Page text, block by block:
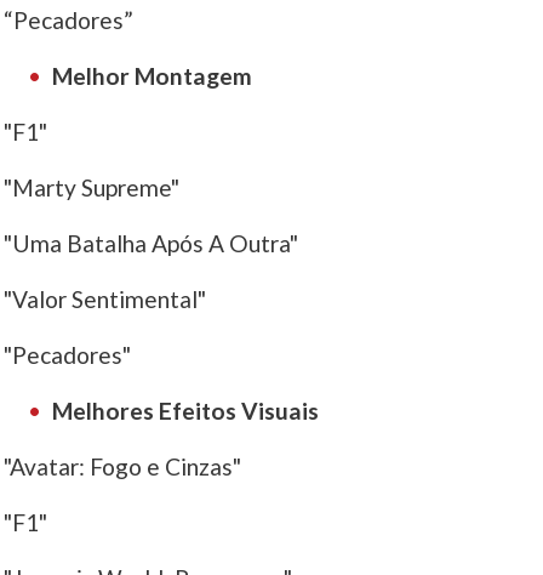
“Pecadores”
Melhor Montagem
"F1"
"Marty Supreme"
"Uma Batalha Após A Outra"
"Valor Sentimental"
"Pecadores"
Melhores Efeitos Visuais
"Avatar: Fogo e Cinzas"
"F1"